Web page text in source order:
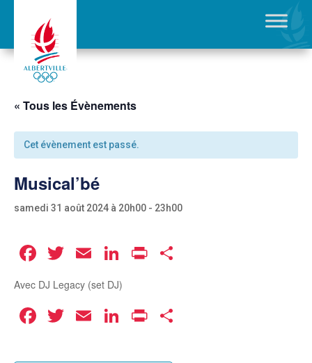
« Tous les Évènements
Cet évènement est passé.
Musical’bé
samedi 31 août 2024 à 20h00 - 23h00
Facebook
Twitter
EmailLinkedIn
Print
Avec DJ Legacy (set DJ)
Facebook
Twitter
EmailLinkedIn
Print